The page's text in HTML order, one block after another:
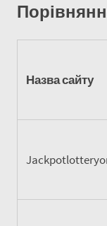
Назва сайту